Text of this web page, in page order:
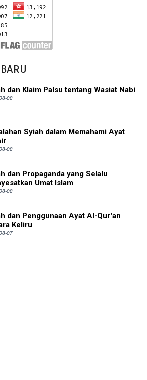
dan Klaim Palsu tentang Wasiat Nabi
08
Syiah dalam Memahami Ayat
08
dan Propaganda yang Selalu
Umat Islam
08
dan Penggunaan Ayat Al-Qur'an
Keliru
07